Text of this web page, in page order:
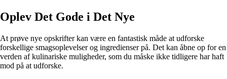
Oplev Det Gode i Det Nye
At prøve nye opskrifter kan være en fantastisk måde at udforske
forskellige smagsoplevelser og ingredienser på. Det kan åbne op for en
verden af kulinariske muligheder, som du måske ikke tidligere har haft
mod på at udforske.